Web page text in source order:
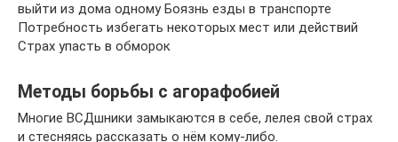
выйти из дома одному Боязнь езды в транспорте
Потребность избегать некоторых мест или действий
Страх упасть в обморок
Методы борьбы с агорафобией
Многие ВСДшники замыкаются в себе, лелея свой страх
и стесняясь рассказать о нём кому-либо.